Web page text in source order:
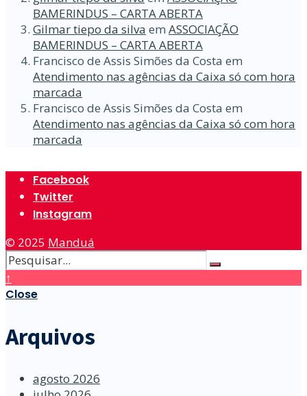
BAMERINDUS – CARTA ABERTA
Gilmar tiepo da silva em ASSOCIAÇÃO
BAMERINDUS – CARTA ABERTA
Francisco de Assis Simões da Costa em
Atendimento nas agências da Caixa só com hora
marcada
Francisco de Assis Simões da Costa em
Atendimento nas agências da Caixa só com hora
marcada
Facebook
Twitter
Instagram
© 2025 Manduá
↑
Close
Arquivos
agosto 2026